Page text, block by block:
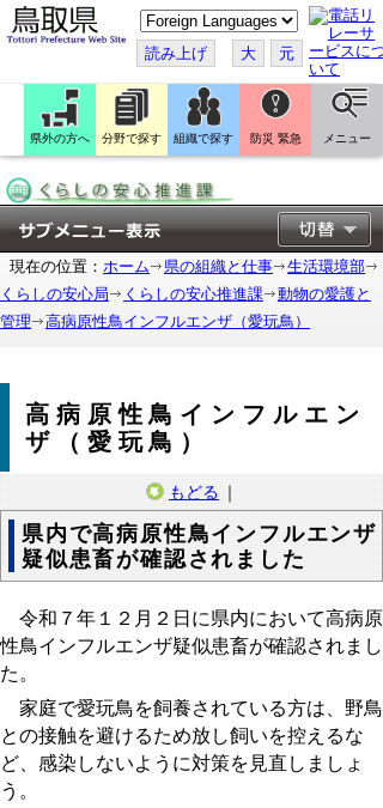
こ
の
ペ
ー
ジ
翻
訳
す
読み上げ 大 元
県外の方へ 分野で探す 組織で探す 防災 緊急 メニュー
現在の位置： ホーム 県の組織と仕事
生活環境部
くらしの安心局
くらしの安心推進課
動物の愛護と
管理
高病原性鳥インフルエンザ（愛玩鳥）
高病原性鳥インフルエン
ザ（愛玩鳥）
もどる ｜
県内で高病原性鳥インフルエンザ
疑似患畜が確認されました
令和７年１２月２日に県内において高病原
性鳥インフルエンザ疑似患畜が確認されまし
た。
家庭で愛玩鳥を飼養されている方は、野鳥
との接触を避けるため放し飼いを控えるな
ど、感染しないように対策を見直しましょ
う。